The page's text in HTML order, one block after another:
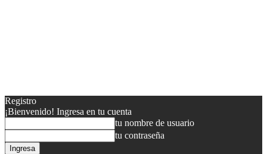
Registro
¡Bienvenido! Ingresa en tu cuenta
tu nombre de usuario
tu contraseña